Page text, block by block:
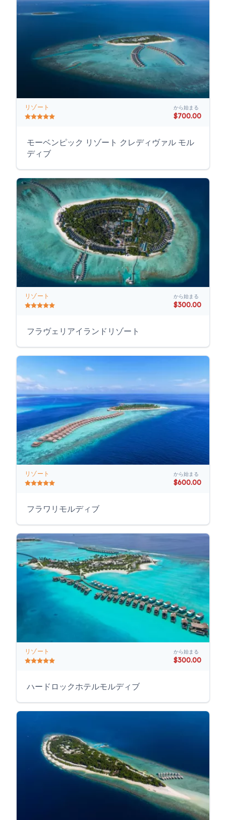
リゾート から始まる
$700.00
モーベンピック リゾート クレディヴァル モル
ディブ
リゾート から始まる
$300.00
フラヴェリアイランドリゾート
リゾート から始まる
$600.00
フラワリモルディブ
リゾート から始まる
$300.00
ハードロックホテルモルディブ